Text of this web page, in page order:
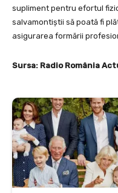
supliment pentru efortul
salvamontiștii să poată fi
asigurarea formării
Sursa: Radio România